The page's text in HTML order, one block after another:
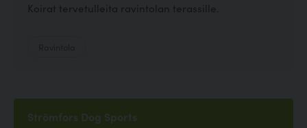
Koirat tervetulleita ravintolan terassille.
Strömfors Dog Sports